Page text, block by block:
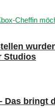
Studios
Das bringt